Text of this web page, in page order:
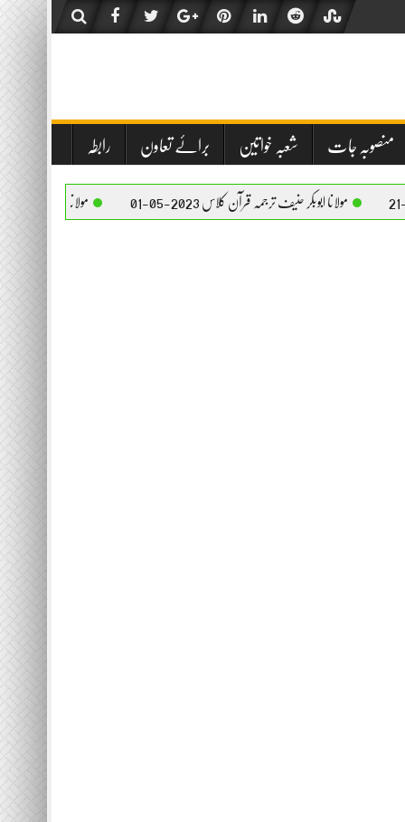
منصوبہ جات شعبہ خواتین برائے تعاون رابطہ
ابوبکر حنیف ترجمہ قرآن کلاس 2023-05-01 مولانا ابوبکر حنیف ترجمہ قرآن کلاس 2023-05-01